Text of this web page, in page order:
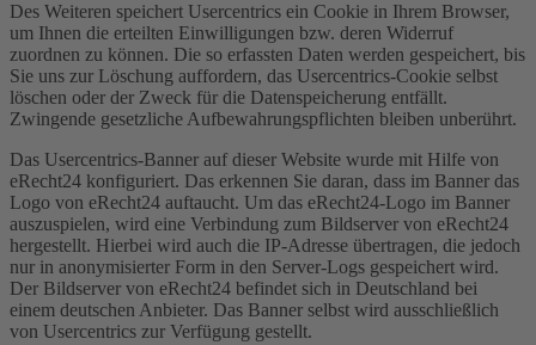
Des Weiteren speichert Usercentrics ein Cookie in Ihrem Browser,
um Ihnen die erteilten Einwilligungen bzw. deren Widerruf
zuordnen zu können. Die so erfassten Daten werden gespeichert, bis
Sie uns zur Löschung auffordern, das Usercentrics-Cookie selbst
löschen oder der Zweck für die Datenspeicherung entfällt.
Zwingende gesetzliche Aufbewahrungspflichten bleiben unberührt.
Das Usercentrics-Banner auf dieser Website wurde mit Hilfe von
eRecht24 konfiguriert. Das erkennen Sie daran, dass im Banner das
Logo von eRecht24 auftaucht. Um das eRecht24-Logo im Banner
auszuspielen, wird eine Verbindung zum Bildserver von eRecht24
hergestellt. Hierbei wird auch die IP-Adresse übertragen, die jedoch
nur in anonymisierter Form in den Server-Logs gespeichert wird.
Der Bildserver von eRecht24 befindet sich in Deutschland bei
einem deutschen Anbieter. Das Banner selbst wird ausschließlich
von Usercentrics zur Verfügung gestellt.